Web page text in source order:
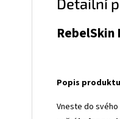
RebelSkin
Popis produktu
Vneste do